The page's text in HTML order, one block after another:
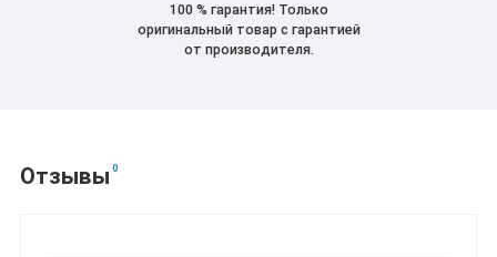
100 % гарантия! Только
оригинальный товар с гарантией
от производителя.
Отзывы 0